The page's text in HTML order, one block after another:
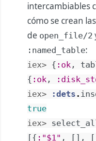
intercambiables
cómo se crean
de open_file/2
:named_table:
iex> { :ok ,
{ :ok ,
iex>
:dets .
true
iex>
[{ :"$1" , [ ] , [